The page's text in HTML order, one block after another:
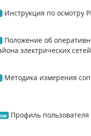
Инструкция по осмотру
Положение об
электрических сетей
Методика измерения
Профиль пользователя